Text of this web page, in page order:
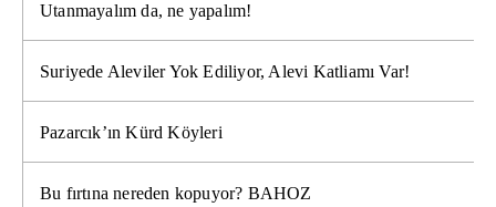
Utanmayalım da, ne yapalım!
Suriyede Aleviler Yok Ediliyor, Alevi Katliamı Var!
Pazarcık’ın Kürd Köyleri
Bu fırtına nereden kopuyor? BAHOZ